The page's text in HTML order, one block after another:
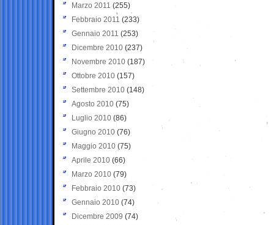
Marzo 2011 (255)
Febbraio 2011 (233)
Gennaio 2011 (253)
Dicembre 2010 (237)
Novembre 2010 (187)
Ottobre 2010 (157)
Settembre 2010 (148)
Agosto 2010 (75)
Luglio 2010 (86)
Giugno 2010 (76)
Maggio 2010 (75)
Aprile 2010 (66)
Marzo 2010 (79)
Febbraio 2010 (73)
Gennaio 2010 (74)
Dicembre 2009 (74)